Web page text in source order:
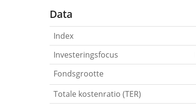
Data
Index
Investeringsfocus
Fondsgrootte
Totale kostenratio (TER)